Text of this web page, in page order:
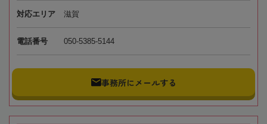
対応エリア 滋賀
電話番号 050-5385-5144
事務所にメールする